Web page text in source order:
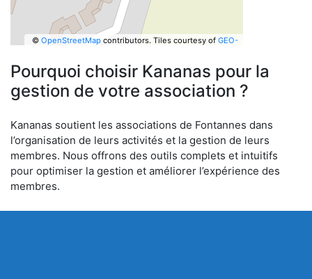
© OpenStreetMapcontributors. Tiles courtesy of GEO-
Pourquoi choisir Kananas pour la
gestion de votre association ?
Kananas soutient les associations de Fontannes dans
l’organisation de leurs activités et la gestion de leurs
membres. Nous offrons des outils complets et intuitifs
pour optimiser la gestion et améliorer l’expérience des
membres.